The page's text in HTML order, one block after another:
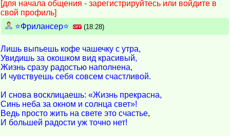
[для начала общения - зарегистрируйтесь или войдите в
свой профиль]
⭐️Фрилансер⭐️
(18:28)
Лишь выпьешь кофе чашечку с утра,
Увидишь за окошком вид красивый,
Жизнь сразу радостью наполнена,
И чувствуешь себя совсем счастливой.
И снова восклицаешь: «Жизнь прекрасна,
Синь неба за окном и солнца свет»!
Ведь просто жить на свете это счастье,
И большей радости уж точно нет!